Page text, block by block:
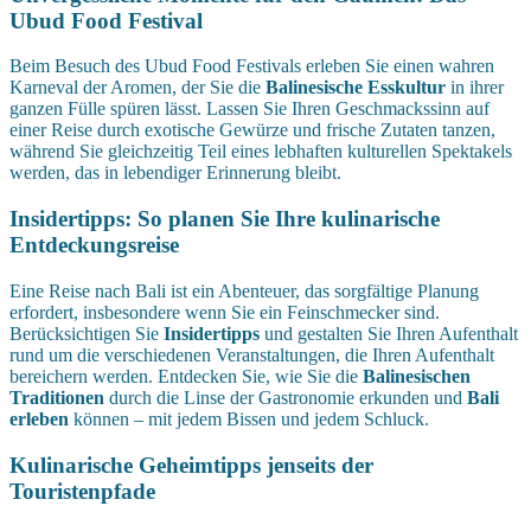
Ubud Food Festival
Beim Besuch des Ubud Food Festivals erleben Sie einen wahren
Karneval der Aromen, der Sie die Balinesische Esskultur in ihrer
ganzen Fülle spüren lässt. Lassen Sie Ihren Geschmackssinn auf
einer Reise durch exotische Gewürze und frische Zutaten tanzen,
während Sie gleichzeitig Teil eines lebhaften kulturellen Spektakels
werden, das in lebendiger Erinnerung bleibt.
Insidertipps: So planen Sie Ihre kulinarische
Entdeckungsreise
Eine Reise nach Bali ist ein Abenteuer, das sorgfältige Planung
erfordert, insbesondere wenn Sie ein Feinschmecker sind.
Berücksichtigen Sie Insidertipps und gestalten Sie Ihren Aufenthalt
rund um die verschiedenen Veranstaltungen, die Ihren Aufenthalt
bereichern werden. Entdecken Sie, wie Sie die Balinesischen
Traditionen durch die Linse der Gastronomie erkunden und Bali
erleben können – mit jedem Bissen und jedem Schluck.
Kulinarische Geheimtipps jenseits der
Touristenpfade